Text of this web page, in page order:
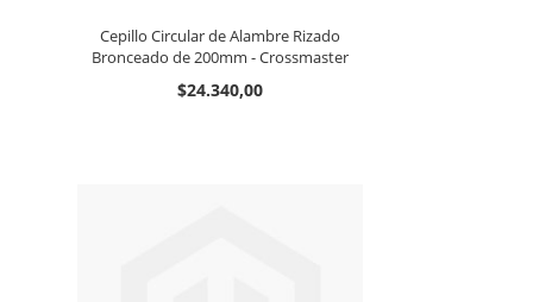
Cepillo Circular de Alambre Rizado
Bronceado de 200mm - Crossmaster
$24.340,00